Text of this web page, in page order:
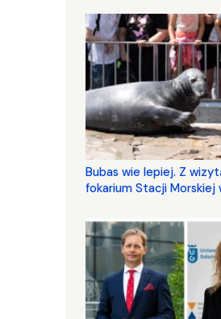
Bubas wie lepiej. Z
fokarium Stacji Morskiej